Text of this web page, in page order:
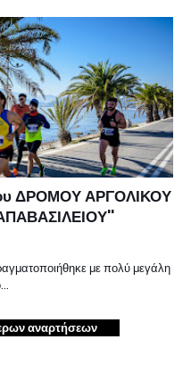
ΔΡΟΜΟΥ ΑΡΓΟΛΙΚΟΥ
με πολύ μεγάλη
αναρτήσεων